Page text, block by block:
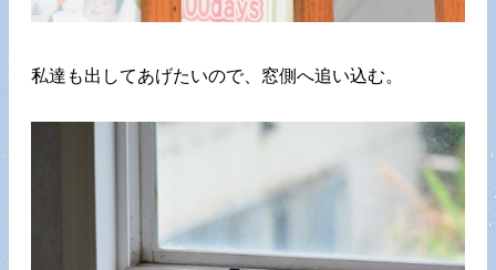
私達も出してあげたいので、窓側へ追い込む。